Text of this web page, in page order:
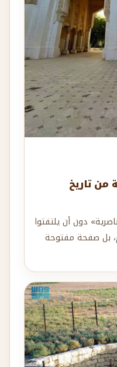
من تاريخ
دون أن يلتفتوا
بل صفحة مفتوحة